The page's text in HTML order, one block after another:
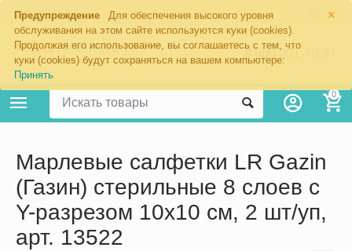
×
Предупреждение
Для обеспечения высокого уровня
обслуживания на этом сайте используются куки (cookies).
Продолжая его использование, вы соглашаетесь с тем, что
куки (cookies) будут сохраняться на вашем компьютере:
Принять
Москва
8 800 201-70-97
0
Марлевые салфетки LR Gazin
(Газин) стерильные 8 слоев с
Y-разрезом 10х10 см, 2 шт/уп,
арт. 13522